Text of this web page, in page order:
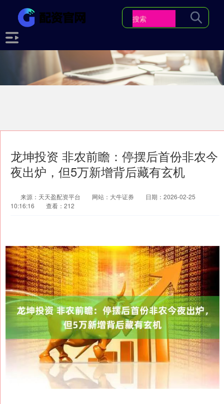
龙坤投资 非农前瞻：停摆后首份非农今
夜出炉，但5万新增背后藏有玄机
来源：天天盈配资平台 网站：大牛证券
日期：2026-02-25
10:16:16
查看：212